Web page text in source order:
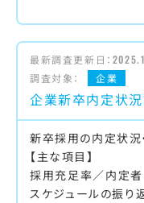
最新調査更新日：
調査対象：
企業
企業新卒内定状
新卒採用の内定状況
【主な項目】
採用充足率／内定
スケジュールの振り